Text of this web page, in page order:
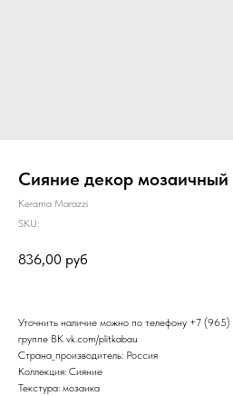
Сияние декор мозаичный
Kerama Marazzi
SKU:
836,00 руб
Уточнить наличие можно по телефону +7
группе ВК vk.com/plitkabau
Страна_производитель: Россия
Коллекция: Сияние
Текстура: мозаика